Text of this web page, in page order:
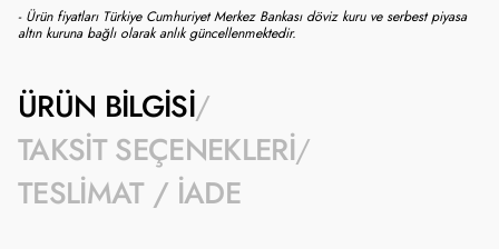
- Ürün fiyatları Türkiye Cumhuriyet Merkez Bankası döviz kuru ve serbest piyasa
altın kuruna bağlı olarak anlık güncellenmektedir.
ÜRÜN BILGISI
TAKSIT SEÇENEKLERI
TESLIMAT / İADE